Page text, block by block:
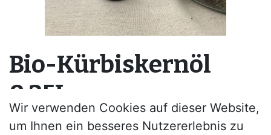
Bio-Kürbiskernöl
0,25L
--
Wir verwenden Cookies auf dieser Website,
um Ihnen ein besseres Nutzererlebnis zu